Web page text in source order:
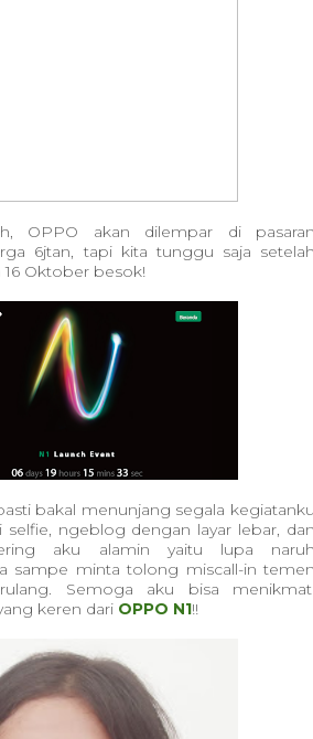
OPPO akan dilempar di
6jtan, tapi kita tunggu saja
Oktober besok!
bakal menunjang segala
selfie, ngeblog dengan layar lebar,
aku alamin yaitu lupa
sampe minta tolong miscall-in
Semoga aku bisa
keren dari OPPO N1!!